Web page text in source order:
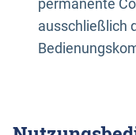
permanente
ausschließlich